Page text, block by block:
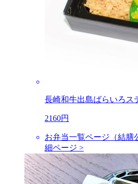
長崎和牛出島ばらいろス
2160円
お弁当一覧ページ（結膳
細ページ >